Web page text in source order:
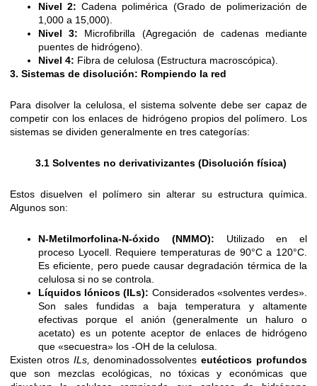
Nivel 2: Cadena polimérica (Grado de polimerización de
1,000 a 15,000).
Nivel 3: Microfibrilla (Agregación de cadenas mediante
puentes de hidrógeno).
Nivel 4: Fibra de celulosa (Estructura macroscópica).
3. Sistemas de disolución: Rompiendo la red
Para disolver la celulosa, el sistema solvente debe ser capaz de
competir con los enlaces de hidrógeno propios del polímero. Los
sistemas se dividen generalmente en tres categorías:
3.1 Solventes no derivativizantes (Disolución física)
Estos disuelven el polímero sin alterar su estructura química.
Algunos son:
N-Metilmorfolina-N-óxido (NMMO): Utilizado en el
proceso Lyocell. Requiere temperaturas de 90°C a 120°C.
Es eficiente, pero puede causar degradación térmica de la
celulosa si no se controla.
Líquidos Iónicos (ILs): Considerados «solventes verdes».
Son sales fundidas a baja temperatura y altamente
efectivas porque el anión (generalmente un haluro o
acetato) es un potente aceptor de enlaces de hidrógeno
que «secuestra» los -OH de la celulosa.
Existen otrosILs,denominadossolventes eutécticos profundos
que son mezclas ecológicas, no tóxicas y económicas que